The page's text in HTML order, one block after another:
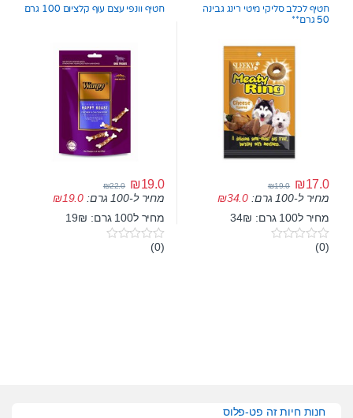
f
5
f
חטיף לכלב סליקי מיטי רינג גבינה
50 גרם**
₪17.0
₪19.0
מחיר ל-100 גרם: ₪34.0
מחיר ל100 גרם: 34₪
0(0)
חטיף וונפי עצם עוף קלציום 100 גרם
₪19.0
₪22.0
מחיר ל-100 גרם: ₪19.0
מחיר ל100 גרם: 19₪
0(0)
חנות חיות זה פט-פלוס